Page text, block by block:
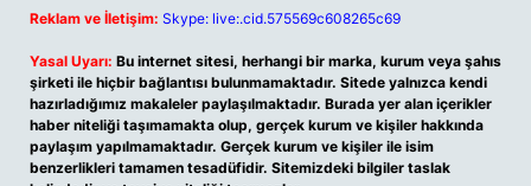
Reklam ve İletişim: Skype: live:.cid.575569c608265c69
Yasal Uyarı: Bu internet sitesi, herhangi bir marka, kurum veya şahıs
şirketi ile hiçbir bağlantısı bulunmamaktadır. Sitede yalnızca kendi
hazırladığımız makaleler paylaşılmaktadır. Burada yer alan içerikler
haber niteliği taşımamakta olup, gerçek kurum ve kişiler hakkında
paylaşım yapılmamaktadır. Gerçek kurum ve kişiler ile isim
benzerlikleri tamamen tesadüfidir. Sitemizdeki bilgiler taslak